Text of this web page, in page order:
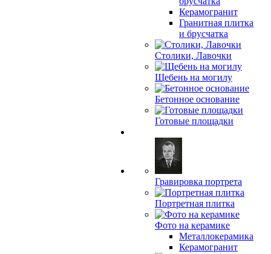
Керамогранит
Гранитная плитка
и брусчатка
Столики, Лавочки
Щебень на могилу
Бетонное основание
Готовые площадки
Гравировка портрета
Портретная плитка
Фото на керамике
Металлокерамика
Керамогранит